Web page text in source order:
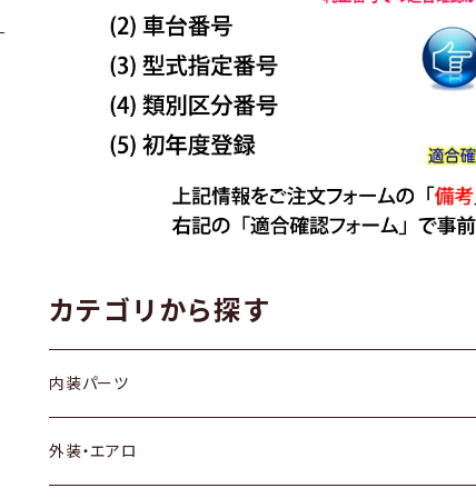
カテゴリから探す
内装パーツ
トヨタ
外装・エアロ